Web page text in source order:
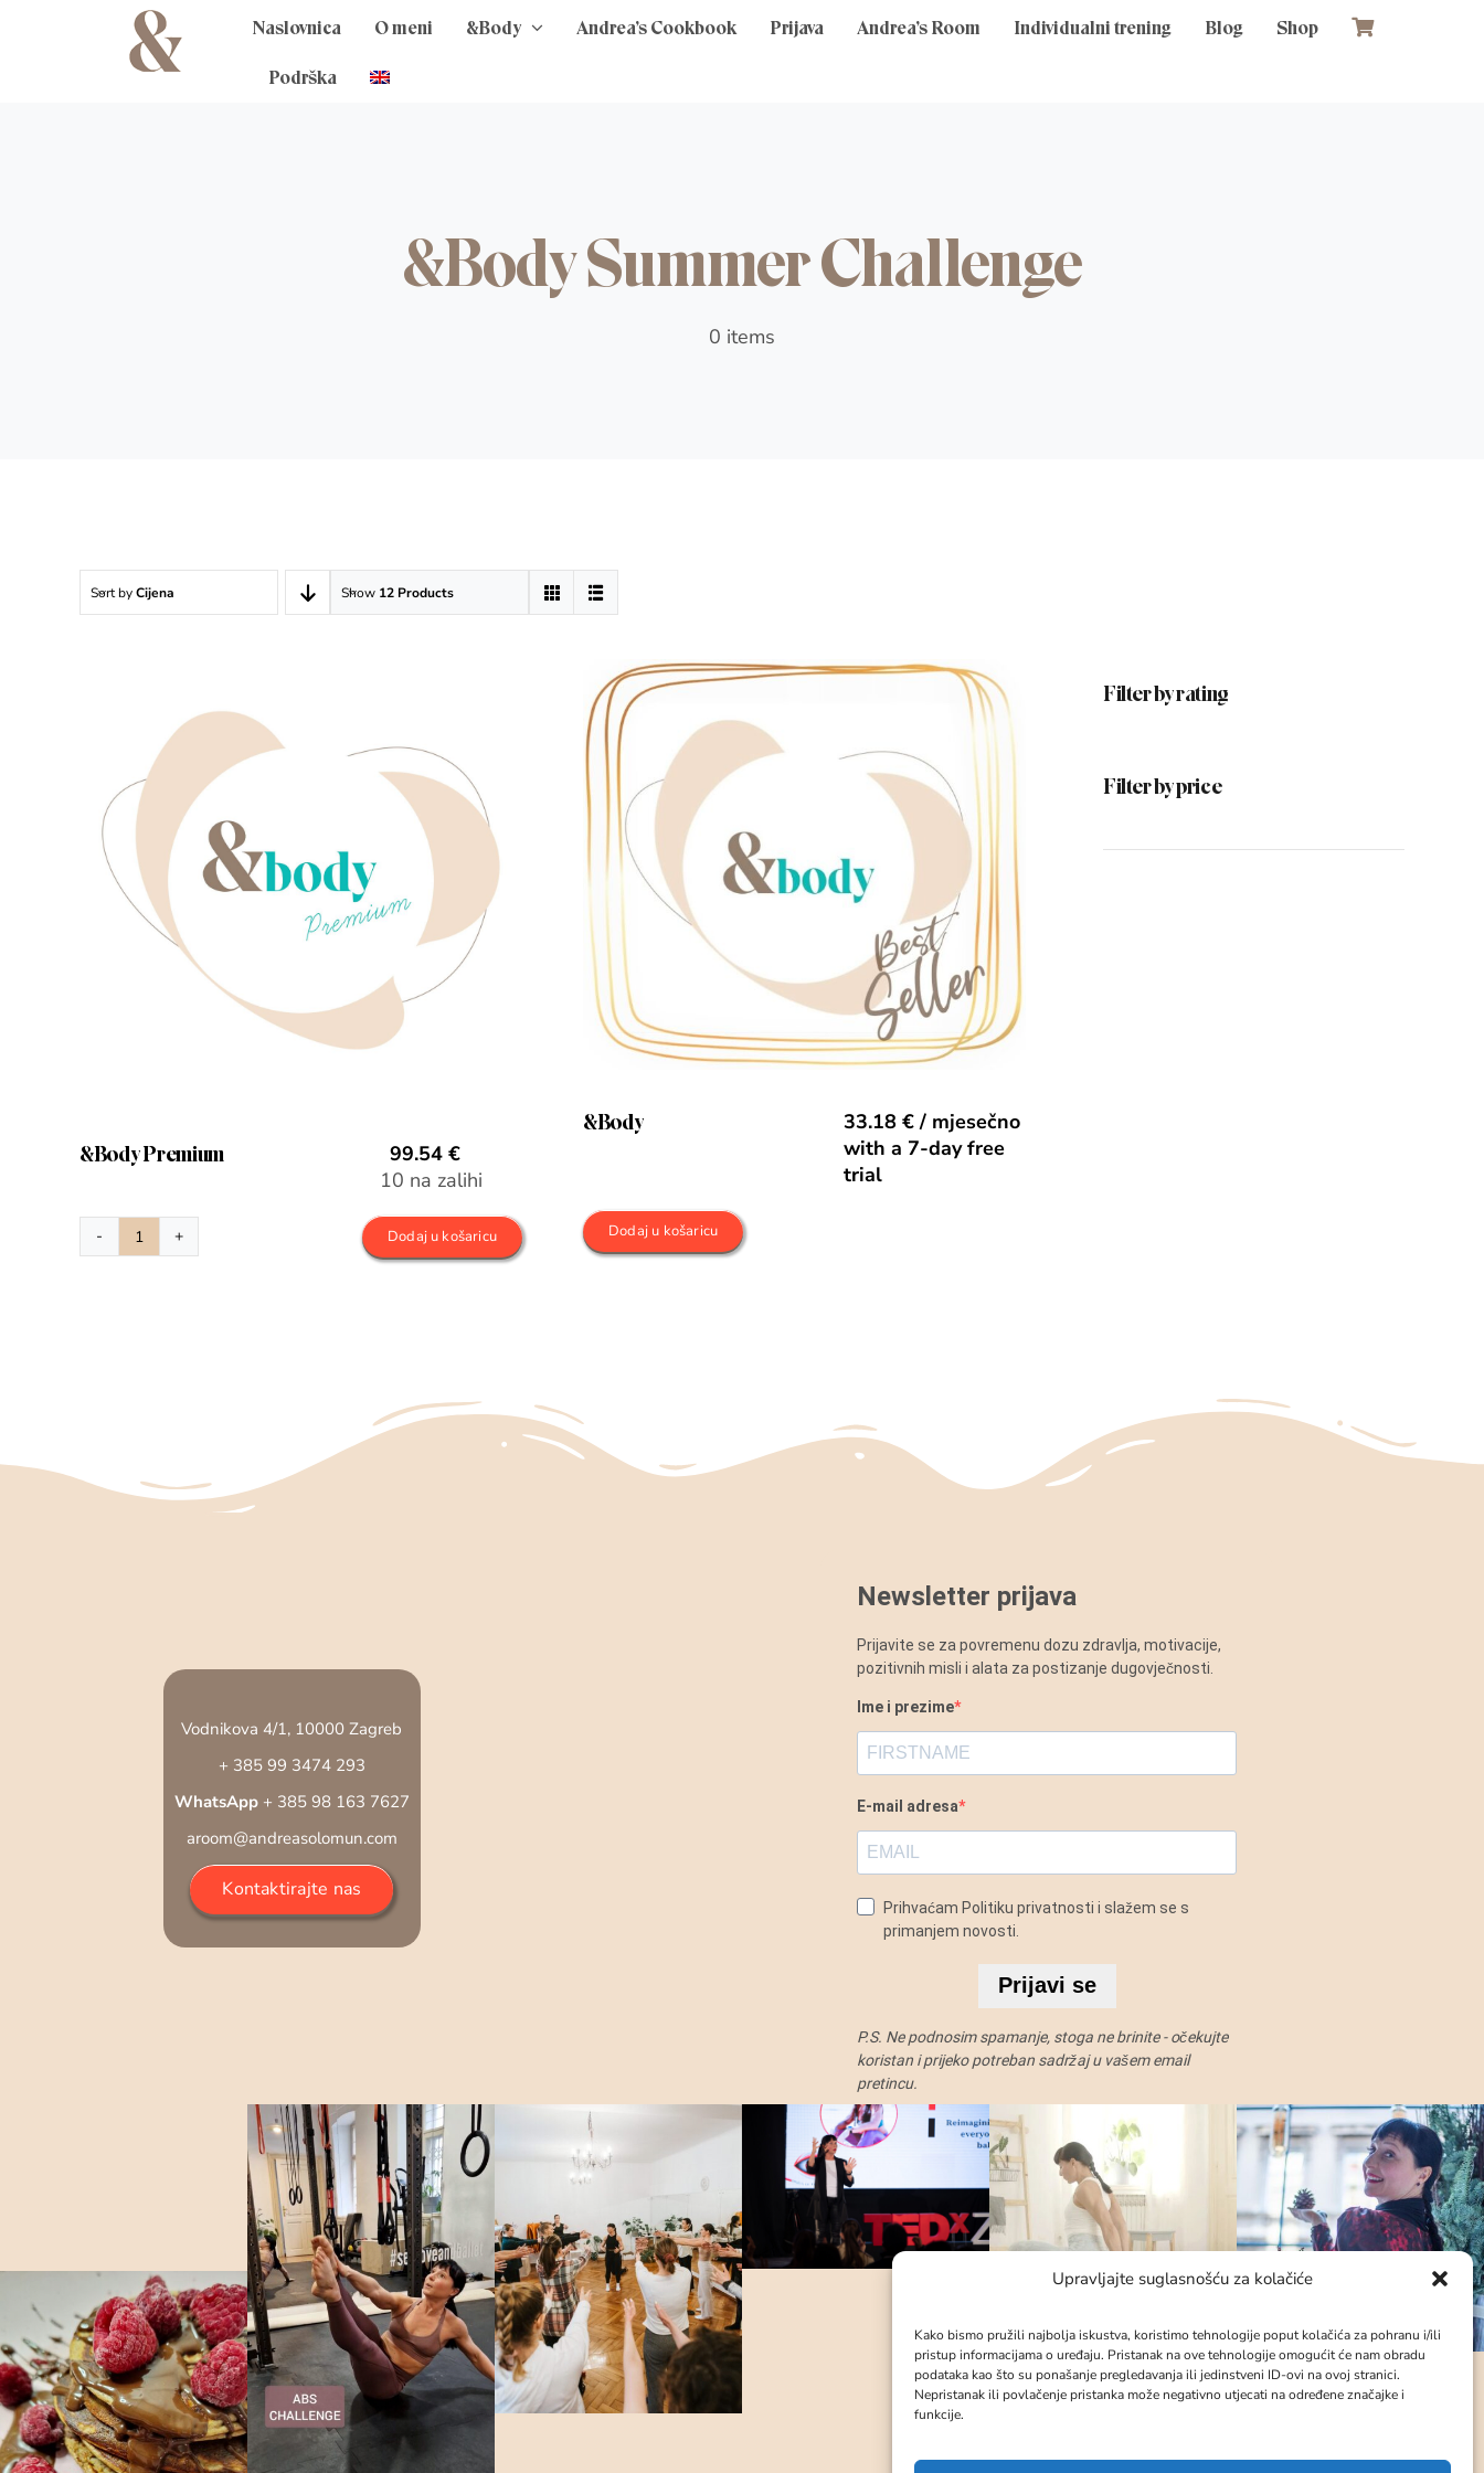
Upravljajte suglasnošću za kolačiće
Kako bismo pružili najbolja iskustva, koristimo tehnologije poput kolačića za pohranu i/ili
pristup informacijama o uređaju. Pristanak na ove tehnologije omogućit će nam obradu
podataka kao što su ponašanje pregledavanja ili jedinstveni ID-ovi na ovoj stranici.
Nepristanak ili povlačenje pristanka može negativno utjecati na određene značajke i
funkcije.
Naslovnica O meni &Body Andrea’s Cookbook Prijava Andrea’s Room Individualni trening Blog Shop
Podrška
&Body Summer Challenge
0 items
Sort byCijena Show 12 Products
&Body Premium 99.54 €
10 na zalihi
&Body
Premium
Dodaj u košaricu
&Body 33.18 € / mjesečno
with a 7-day free
trial
Dodaj u košaricu
Filter by rating
Filter by price
Vodnikova 4/1, 10000 Zagreb
+ 385 99 3474 293
WhatsApp+ 385 98 163 7627
aroom@andreasolomun.com
Kontaktirajte nas
Newsletter prijava
Prijavite se za povremenu dozu zdravlja, motivacije,
pozitivnih misli i alata za postizanje dugovječnosti.
Ime i prezime
E-mail adresa
Prihvaćam Politiku privatnosti i slažem se s
primanjem novosti.
Prijavi se
P.S. Ne podnosim spamanje, stoga ne brinite - očekujte
koristan i prijeko potreban sadržaj u vašem email
pretincu.